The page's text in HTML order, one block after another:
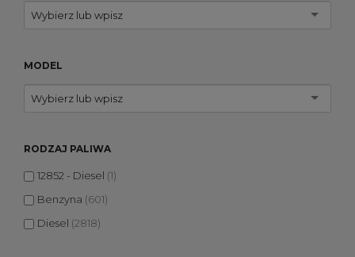
Wybierz lub wpisz
MODEL
Wybierz lub wpisz
RODZAJ PALIWA
12852 - Diesel (1)
Benzyna (601)
Diesel (2818)